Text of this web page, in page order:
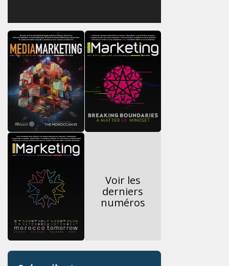
Voir les
derniers
numéros